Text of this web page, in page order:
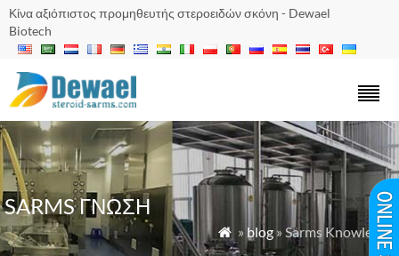
Κίνα αξιόπιστος προμηθευτής στεροειδών σκόνη - Dewael
Biotech
SARMS ΓΝΏΣΗ
 »blog » Sarms Knowledge